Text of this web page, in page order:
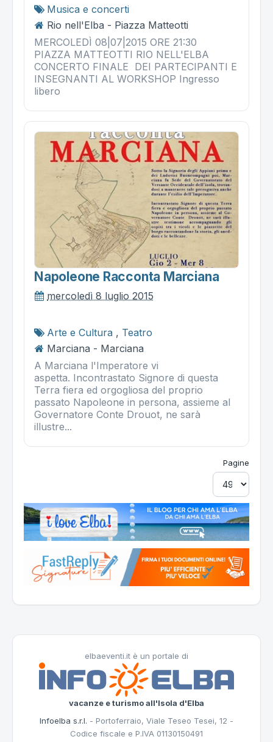
Musica e concerti
Rio nell'Elba - Piazza Matteotti
MERCOLEDÌ 08|07|2015 ORE 21:30
PIAZZA MATTEOTTI RIO NELL'ELBA
CONCERTO FINALE DEI PARTECIPANTI E
INSEGNANTI AL WORKSHOP Ingresso
libero
Napoleone Racconta Marciana
mercoledì 8 luglio 2015
Arte e Cultura , Teatro
Marciana - Marciana
A Marciana l'Imperatore vi
aspetta. Incontrastato Signore di questa
Terra fiera ed orgogliosa del proprio
passato Napoleone in persona, assieme al
Governatore Conte Drouot, ne sarà
illustre...
Pagine
elbaeventi.it è un portale di
vacanze e turismo all'Isola d'Elba
Infoelba s.r.l. - Portoferraio, Viale Teseo Tesei, 12 -
Codice fiscale e P.IVA 01130150491